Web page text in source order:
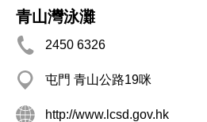
青山灣泳灘
2450 6326
屯門 青山公路19咪
http://www.lcsd.gov.hk